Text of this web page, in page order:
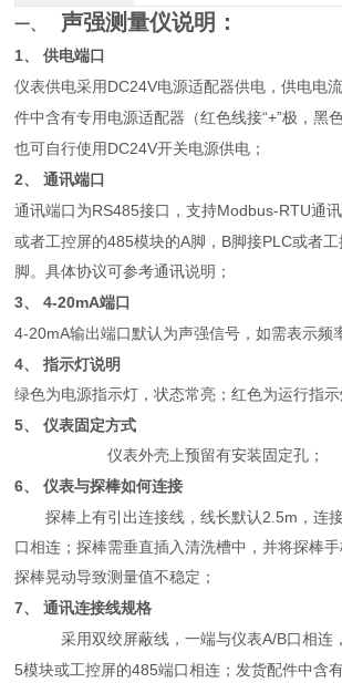
一、 声强测量仪说明：
1、供电端口
仪表供电采用DC24V电源适配器供电，供电电
件中含有专用电源适配器（红色线接“+”极，黑
也可自行使用DC24V开关电源供电；
2、通讯端口
通讯端口为RS485接口，支持Modbus-RTU通
或者工控屏的485模块的A脚， B脚接PLC或者
脚。具体协议可参考通讯说明；
3、4-20mA端口
4-20mA输出端口默认为声强信号，如需表示频
4、指示灯说明
绿色为电源指示灯，状态常亮；红色为运行指示
5、仪表固定方式
仪表外壳上预留有安装固定孔；
6、仪表与探棒如何连接
探棒上有引出连接线，线长默认2.5m ，连
口相连；探棒需垂直插入清洗槽中，并将探棒
探棒晃动导致测量值不稳定；
7、通讯连接线规格
采用双绞屏蔽线，一端与仪表A/B口相连
5模块或工控屏的485端口相连；发货配件中含